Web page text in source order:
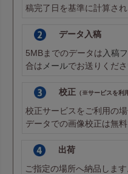
稿完了日を基準に計算され
データ入稿
5MBまでのデータは 入稿
合は メールでお送りくださ
校正 （※サービスを利
校正サービスをご利用の
データでの画像校正は無料
出荷
ご指定の場所へ納品しま